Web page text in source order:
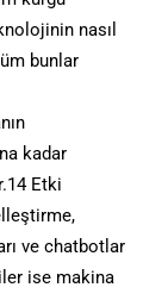
nasıl
bunlar
kadar
Etki
ve chatbotlar
ise makina